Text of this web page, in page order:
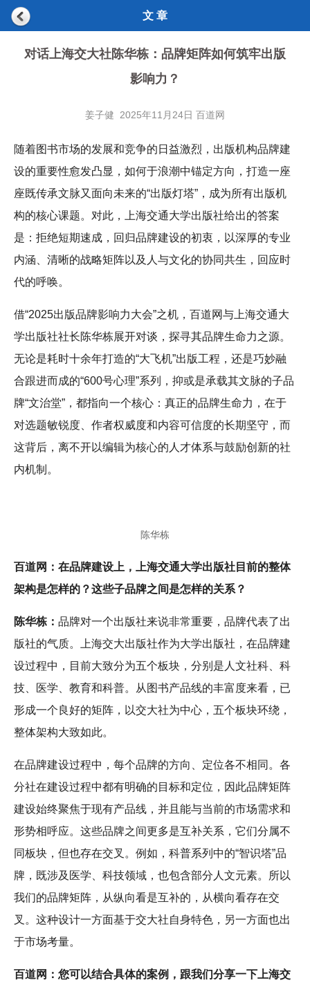
文 章
对话上海交大社陈华栋：品牌矩阵如何筑牢出版
影响力？
姜子健 2025年11月24日 百道网
随着图书市场的发展和竞争的日益激烈，出版机构品牌建
设的重要性愈发凸显，如何于浪潮中锚定方向，打造一座
座既传承文脉又面向未来的“出版灯塔”，成为所有出版机
构的核心课题。对此，上海交通大学出版社给出的答案
是：拒绝短期速成，回归品牌建设的初衷，以深厚的专业
内涵、清晰的战略矩阵以及人与文化的协同共生，回应时
代的呼唤。
借“2025出版品牌影响力大会”之机，百道网与上海交通大
学出版社社长陈华栋展开对谈，探寻其品牌生命力之源。
无论是耗时十余年打造的“大飞机”出版工程，还是巧妙融
合跟进而成的“600号心理”系列，抑或是承载其文脉的子品
牌“文治堂”，都指向一个核心：真正的品牌生命力，在于
对选题敏锐度、作者权威度和内容可信度的长期坚守，而
这背后，离不开以编辑为核心的人才体系与鼓励创新的社
内机制。
陈华栋
百道网：在品牌建设上，上海交通大学出版社目前的整体
架构是怎样的？这些子品牌之间是怎样的关系？
陈华栋： 品牌对一个出版社来说非常重要，品牌代表了出
版社的气质。上海交大出版社作为大学出版社，在品牌建
设过程中，目前大致分为五个板块，分别是人文社科、科
技、医学、教育和科普。从图书产品线的丰富度来看，已
形成一个良好的矩阵，以交大社为中心，五个板块环绕，
整体架构大致如此。
在品牌建设过程中，每个品牌的方向、定位各不相同。各
分社在建设过程中都有明确的目标和定位，因此品牌矩阵
建设始终聚焦于现有产品线，并且能与当前的市场需求和
形势相呼应。这些品牌之间更多是互补关系，它们分属不
同板块，但也存在交叉。例如，科普系列中的“智识塔”品
牌，既涉及医学、科技领域，也包含部分人文元素。所以
我们的品牌矩阵，从纵向看是互补的，从横向看存在交
叉。这种设计一方面基于交大社自身特色，另一方面也出
于市场考量。
百道网：您可以结合具体的案例，跟我们分享一下上海交